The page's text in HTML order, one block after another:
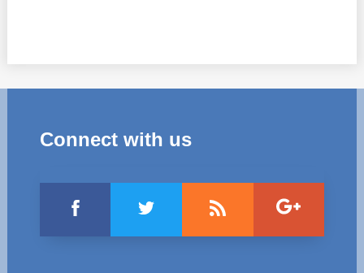
Connect with us